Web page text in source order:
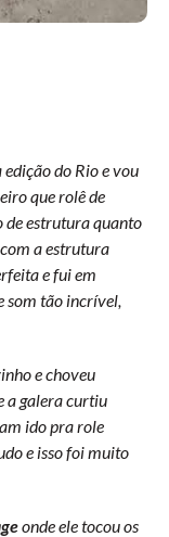
do Rio e vou
que rolê de
de estrutura quanto
a estrutura
e fui em
som tão incrível,
e choveu
a galera curtiu
ido pra role
e isso foi muito
onde ele tocou os